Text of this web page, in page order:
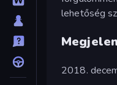
lehetőség
2018.